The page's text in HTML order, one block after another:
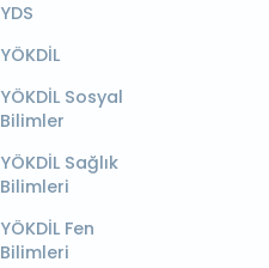
YDS
YÖKDİL
YÖKDİL Sosyal
Bilimler
YÖKDİL Sağlık
Bilimleri
YÖKDİL Fen
Bilimleri